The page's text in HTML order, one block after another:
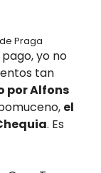
Praga
yo no
tan
por Alfons
el
. Es